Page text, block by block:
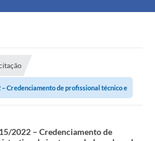
Credenciamento de profissional técnico e
2022 – Credenciamento de